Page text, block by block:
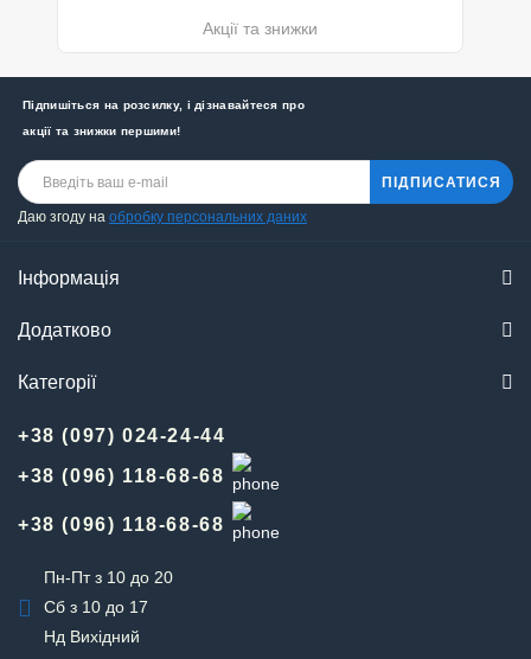
Акції та знижки
Підпишіться на розсилку, і дізнавайтеся про
акції та знижки першими!
ПІДПИСАТИСЯ
Даю згоду на обробку персональних даних
Інформація
Додатково
Категорії
+38 (097) 024-24-44
+38 (096) 118-68-68
+38 (096) 118-68-68
Пн-Пт з 10 до 20
Сб з 10 до 17
Нд Вихідний